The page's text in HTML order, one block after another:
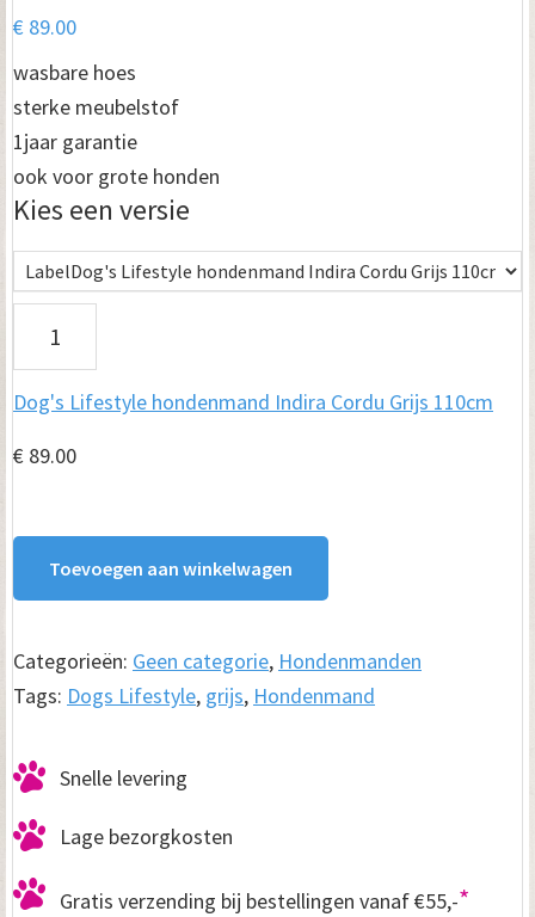
€ 89.00
wasbare hoes
sterke meubelstof
1jaar garantie
ook voor grote honden
Kies een versie
o
g's
L
f
t
y
e
h
o
Dog's Lifestyle hondenmand Indira Cordu Grijs 110cm
€ 89.00
Toevoegen aan winkelwagen
Categorieën: Geen categorie, Hondenmanden
Tags: Dogs Lifestyle, grijs, Hondenmand
Snelle levering
Lage bezorgkosten
Gratis verzending bij bestellingen vanaf €55,-*